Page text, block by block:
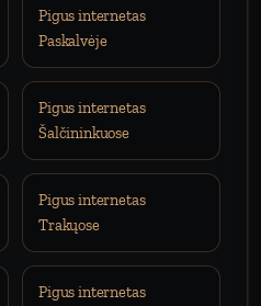
Pigus internetas
Paskalvėje
Pigus internetas
Šalčininkuose
Pigus internetas
Trakųose
Pigus internetas